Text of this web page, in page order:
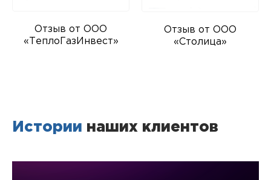
Отзыв от ООО
«ТеплоГазИнвест»
Отзыв от ООО
«Столица»
Истории наших клиентов